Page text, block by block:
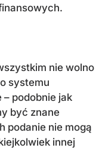
nie wolno
systemu
podobnie jak
być znane
podanie nie mogą
innej